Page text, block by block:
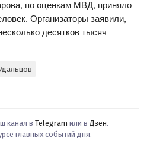
по оценкам МВД, приняло
Организаторы заявили,
десятков тысяч
канал в Telegram или в Дзен.
главных событий дня.